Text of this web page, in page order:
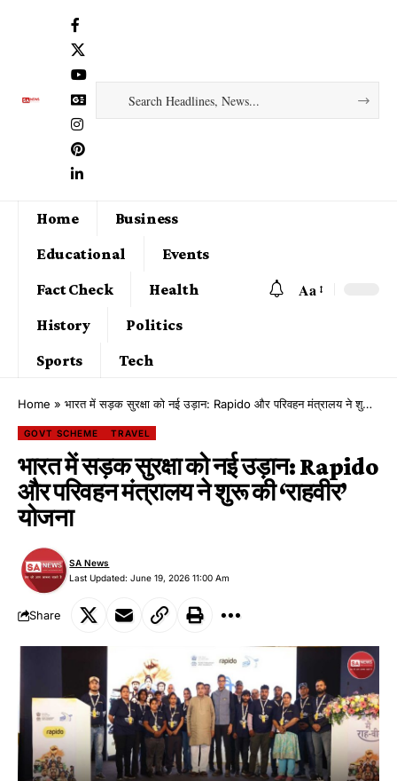
Home
Business
Educational
Events
Fact Check
Health
History
Politics
Sports
Tech
Aa
Home » भारत में सड़क सुरक्षा को नई उड़ान: Rapido और परिवहन मंत्रालय ने शुरू की ‘राहवीर’ योजना
GOVT SCHEME TRAVEL
भारत में सड़क सुरक्षा को नई उड़ान: Rapido
और परिवहन मंत्रालय ने शुरू की ‘राहवीर’
योजना
Last Updated: June 19, 2026 11:00 Am
SA News
Share